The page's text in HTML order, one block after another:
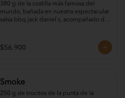
380 g de la costilla más famosa del
mundo, bañada en nuestra espectacular
salsa bbq jack daniel´s, acompañado de
$56.900
Smoke
250 g de trocitos de la punta de la